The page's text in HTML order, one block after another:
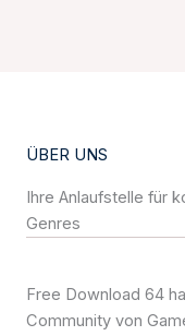
ÜBER UNS
Ihre Anlaufstelle für
Genres
Free Download 64
Community von